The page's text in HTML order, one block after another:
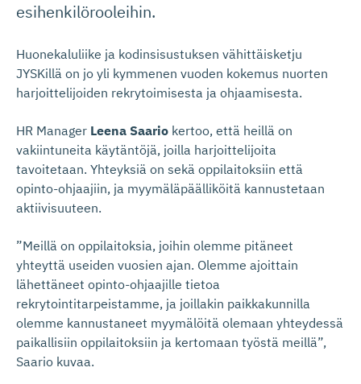
esihenkilörooleihin.
Huonekaluliike ja kodinsisustuksen vähittäisketju
JYSKillä on jo yli kymmenen vuoden kokemus nuorten
harjoittelijoiden rekrytoimisesta ja ohjaamisesta.
HR Manager Leena Saario kertoo, että heillä on
vakiintuneita käytäntöjä, joilla harjoittelijoita
tavoitetaan. Yhteyksiä on sekä oppilaitoksiin että
opinto-ohjaajiin, ja myymäläpäälliköitä kannustetaan
aktiivisuuteen.
”Meillä on oppilaitoksia, joihin olemme pitäneet
yhteyttä useiden vuosien ajan. Olemme ajoittain
lähettäneet opinto-ohjaajille tietoa
rekrytointitarpeistamme, ja joillakin paikkakunnilla
olemme kannustaneet myymälöitä olemaan yhteydessä
paikallisiin oppilaitoksiin ja kertomaan työstä meillä”,
Saario kuvaa.